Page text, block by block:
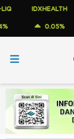
IDXHEALTH
0.05%